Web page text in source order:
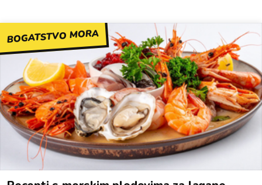
BOGATSTVO MORA